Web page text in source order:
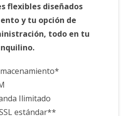
flexibles diseñados
y tu opción de
todo en tu
Ilimitado
estándar**